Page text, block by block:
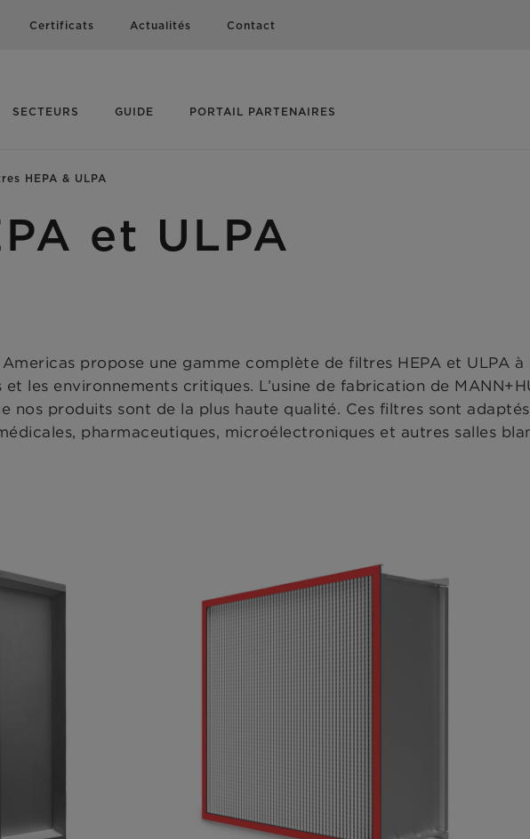
Certificats Actualités Contact
SECTEURS GUIDE PORTAIL PARTENAIRES
HEPA & ULPA
et ULPA
propose une gamme complète de filtres HEPA et ULPA à
les environnements critiques. L’usine de fabrication de
nos produits sont de la plus haute qualité. Ces filtres sont
pharmaceutiques, microélectroniques et autres salles